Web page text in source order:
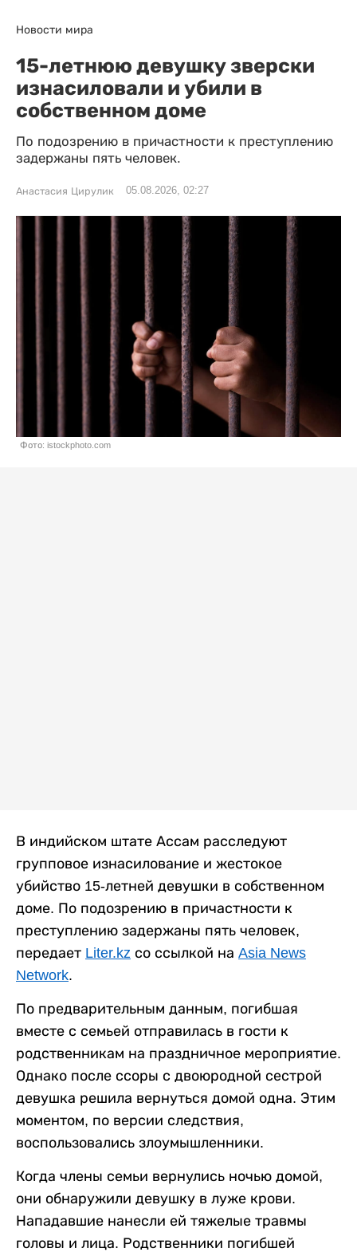
Новости мира
15-летнюю девушку зверски
изнасиловали и убили в
собственном доме
По подозрению в причастности к преступлению
задержаны пять человек.
Анастасия Цирулик 05.08.2026, 02:27
Фото: istockphoto.com
В индийском штате Ассам расследуют
групповое изнасилование и жестокое
убийство 15-летней девушки в собственном
доме. По подозрению в причастности к
преступлению задержаны пять человек,
передает Liter.kz со ссылкой на Asia News
Network.
По предварительным данным, погибшая
вместе с семьей отправилась в гости к
родственникам на праздничное мероприятие.
Однако после ссоры с двоюродной сестрой
девушка решила вернуться домой одна. Этим
моментом, по версии следствия,
воспользовались злоумышленники.
Когда члены семьи вернулись ночью домой,
они обнаружили девушку в луже крови.
Нападавшие нанесли ей тяжелые травмы
головы и лица. Родственники погибшей